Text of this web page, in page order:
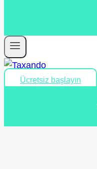
Ücretsiz başlayın